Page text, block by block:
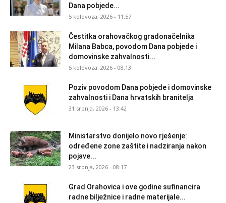
Dana pobjede...
5 kolovoza, 2026 - 11:57
Čestitka orahovačkog gradonačelnika
Milana Babca, povodom Dana pobjede i
domovinske zahvalnosti...
5 kolovoza, 2026 - 08:13
Poziv povodom Dana pobjede i domovinske
zahvalnosti i Dana hrvatskih branitelja
31 srpnja, 2026 - 13:42
Ministarstvo donijelo novo rješenje:
određene zone zaštite i nadziranja nakon
pojave...
23 srpnja, 2026 - 08:17
Grad Orahovica i ove godine sufinancira
radne bilježnice i radne materijale...